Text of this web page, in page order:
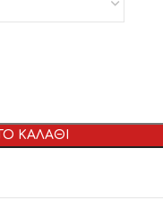
ΚΑΛΑΘΙ